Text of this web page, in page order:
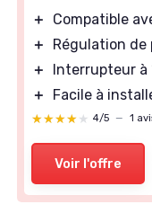
＋
Compatible
＋
Régulation de
＋
Interrupteur à
＋
Facile à
★★★★★
★★★★★ 4/5 — 1
Voir l'offre